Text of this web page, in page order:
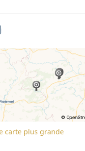
carte plus grande